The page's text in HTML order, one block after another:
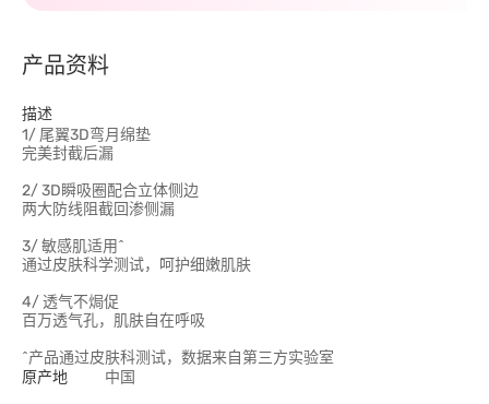
产品资料
描述
1/ 尾翼3D弯月绵垫
完美封截后漏
2/ 3D瞬吸圈配合立体侧边
两大防线阻截回渗侧漏
3/ 敏感肌适用^
通过皮肤科学测试，呵护细嫩肌肤
4/ 透气不焗促
百万透气孔，肌肤自在呼吸
^产品通过皮肤科测试，数据来自第三方实验室
原产地
中国